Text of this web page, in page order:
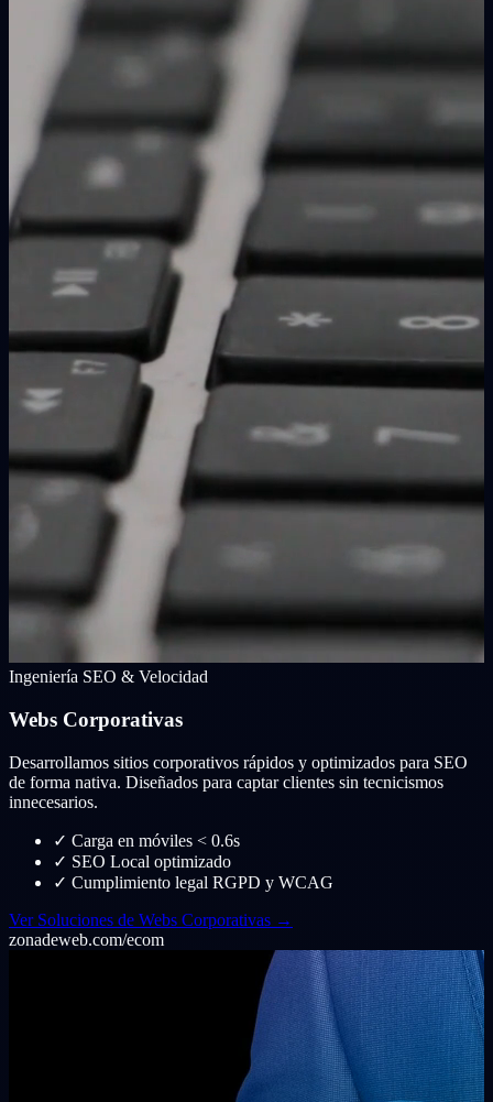
Ingeniería SEO & Velocidad
Webs Corporativas
Desarrollamos sitios corporativos rápidos y optimizados para SEO
de forma nativa. Diseñados para captar clientes sin tecnicismos
innecesarios.
✓ Carga en móviles < 0.6s
✓ SEO Local optimizado
✓ Cumplimiento legal RGPD y WCAG
Ver Soluciones de Webs Corporativas →
zonadeweb.com/ecom